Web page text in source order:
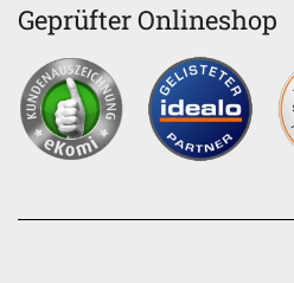
Geprüfter Onlineshop